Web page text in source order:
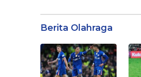
Berita Olahraga